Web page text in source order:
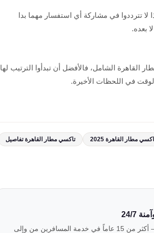
لا تترددوا في مشاركة أي استفسار مهما بدا
بعده.
القاهرة الشامل، فالأفضل أن تبدأوا الترتيب لها
في اللحظات الأخيرة.
مطار القاهرة 2025 تاكسي مطار القاهرة تفاصيل
24/7
فريق خبراء النقل الفاخر في فالكون ليموزين — أكثر من 15 عاماً في خدمة المسافرين من وإلى